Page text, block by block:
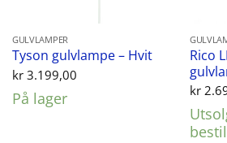
GULVLAMPER
Tyson gulvlampe – Hvit
kr3.199,00
På lager
Rico
kr